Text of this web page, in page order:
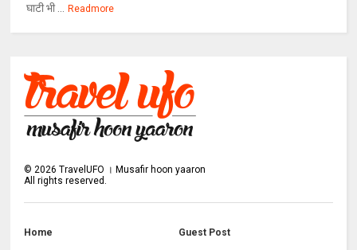
घाटी भी ...
Readmore
©2026 TravelUFO । Musafir hoon yaaron
All rights reserved.
Home Guest Post